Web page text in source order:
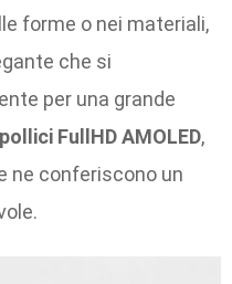
forme o nei materiali,
che si
per una grande
FullHD AMOLED,
ne conferiscono un